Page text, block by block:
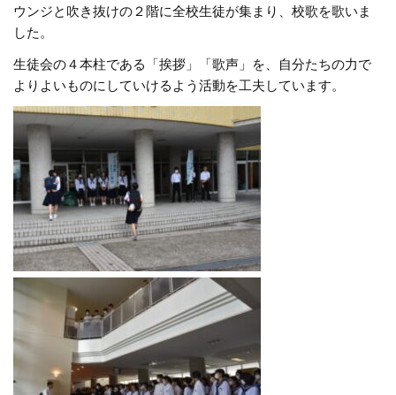
ウンジと吹き抜けの２階に全校生徒が集まり、校歌を歌いま
した。
生徒会の４本柱である「挨拶」「歌声」を、自分たちの力で
よりよいものにしていけるよう活動を工夫しています。